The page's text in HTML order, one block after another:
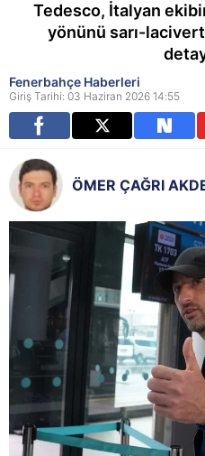
Tedesco, İtalyan
yönünü sarı-
Fenerbahçe Haberleri
Giriş Tarihi: 03 Haziran 2026 14:55
ÖMER ÇAĞRI